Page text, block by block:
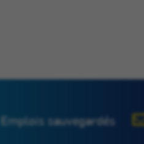
Emplois sauvegardés